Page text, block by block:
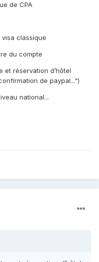
de CPA
classique
du compte
et réservation d’hôtel
de paypal...")
national...